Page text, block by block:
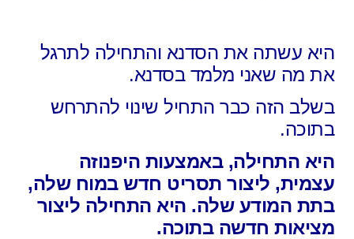
היא עשתה את הסדנא והתחילה לתרגל
את מה שאני מלמד בסדנא.
בשלב הזה כבר התחיל שינוי להתרחש
בתוכה.
היא התחילה, באמצעות היפנוזה
עצמית, ליצור תסריט חדש במוח שלה,
בתת המודע שלה. היא התחילה ליצור
מציאות חדשה בתוכה.